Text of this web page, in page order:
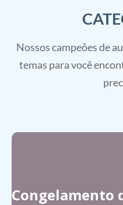
Nossos campeões de
temas para você
Congelamento